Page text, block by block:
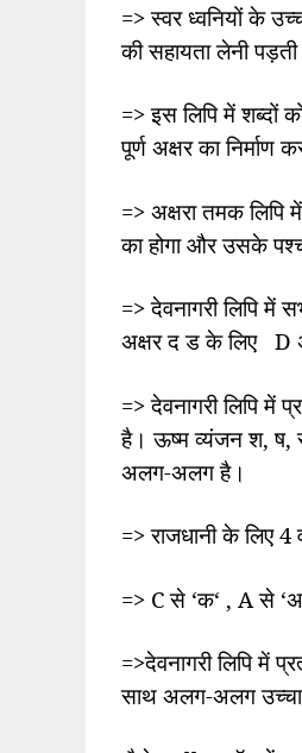
=>स्वर ध्वनियों के
की सहायता लेनी
=>इस लिपि में
पूर्ण अक्षर का
=> अक्षरा तमक लिपि
का होगा और उसके
=>देवनागरी लिपि में
अक्षरद ड के लिए D
=>देवनागरी लिपि में
है। ऊष्म व्यंजन श,ष,
अलग-अलग है।
=>राजधानी के लिए4
=> Cसे ‘क‘ , Aसे ‘अ
=>देवनागरी लिपि में
साथ अलग-अलग